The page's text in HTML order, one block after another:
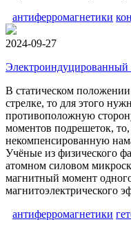
антиферромагнетики
2024-09-27
Электроиндуцированный
В статическом
стрелке, то для этого
противоположную
моментов подрешеток,
некомпенсированную
Учёные из физического
атомном силовом
магнитный момент
магнитоэлектрического
антиферромагнетики